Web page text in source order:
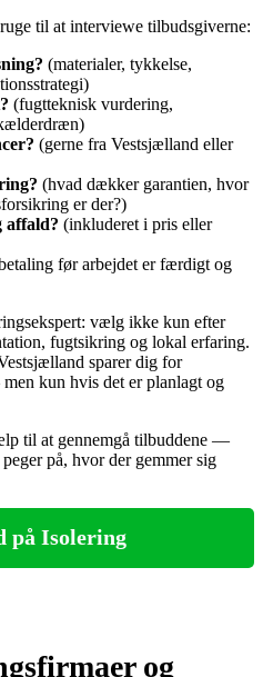
til at interviewe tilbudsgiverne:
(materialer, tykkelse,
(fugtteknisk vurdering,
(gerne fra Vestsjælland eller
(hvad dækker garantien, hvor
er der?)
affald? (inkluderet i pris eller
før arbejdet er færdigt og
vælg ikke kun efter
fugtsikring og lokal erfaring.
sparer dig for
kun hvis det er planlagt og
til at gennemgå tilbuddene —
på, hvor der gemmer sig
på Isolering
og